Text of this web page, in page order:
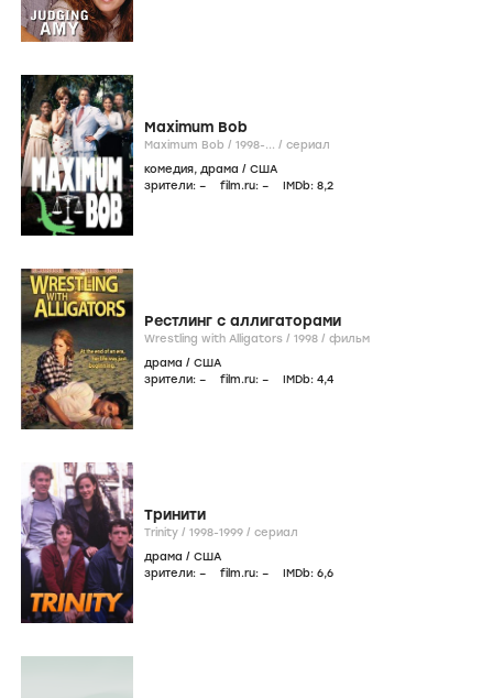
Maximum Bob
Maximum Bob / 1998-... / сериал
комедия, драма / США
зрители: – film.ru: – IMDb: 8,2
Рестлинг с аллигаторами
Wrestling with Alligators / 1998 / фильм
драма / США
зрители: – film.ru: – IMDb: 4,4
Тринити
Trinity / 1998-1999 / сериал
драма / США
зрители: – film.ru: – IMDb: 6,6